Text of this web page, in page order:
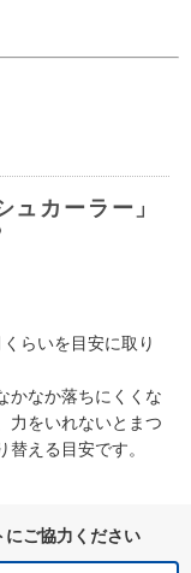
ュカーラー」
らいを目安に取り
かなか落ちにくくな
力をいれないとまつ
える目安です。
にご協力ください